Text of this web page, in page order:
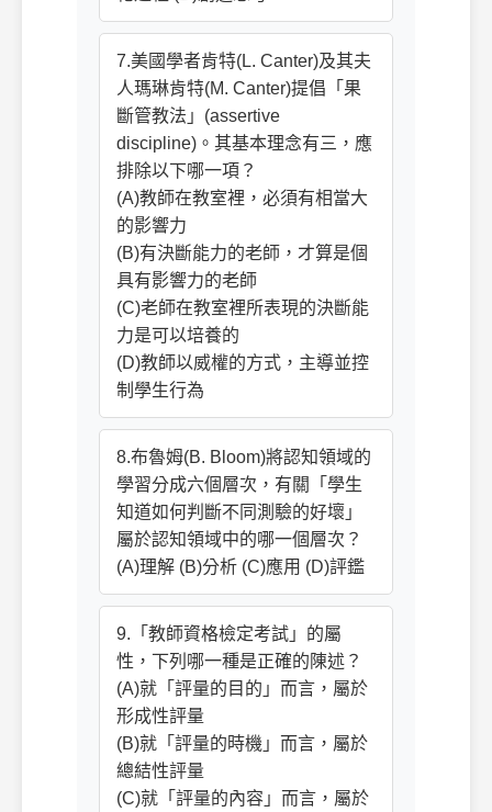
7.美國學者肯特(L. Canter)及其夫
人瑪琳肯特(M. Canter)提倡「果
斷管教法」(assertive
discipline)。其基本理念有三，應
排除以下哪一項？
(A)教師在教室裡，必須有相當大
的影響力
(B)有決斷能力的老師，才算是個
具有影響力的老師
(C)老師在教室裡所表現的決斷能
力是可以培養的
(D)教師以威權的方式，主導並控
制學生行為
8.布魯姆(B. Bloom)將認知領域的
學習分成六個層次，有關「學生
知道如何判斷不同測驗的好壞」
屬於認知領域中的哪一個層次？
(A)理解 (B)分析 (C)應用 (D)評鑑
9.「教師資格檢定考試」的屬
性，下列哪一種是正確的陳述？
(A)就「評量的目的」而言，屬於
形成性評量
(B)就「評量的時機」而言，屬於
總結性評量
(C)就「評量的內容」而言，屬於